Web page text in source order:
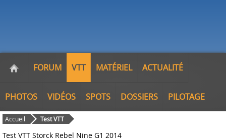
FORUM VTT MATÉRIEL ACTUALITÉ
PHOTOS VIDÉOS SPOTS DOSSIERS PILOTAGE
Accueil Test VTT
Test VTT Storck Rebel Nine G1 2014